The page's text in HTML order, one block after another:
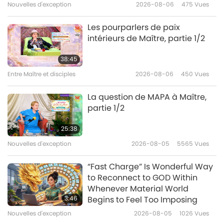
43:41
35:57
Comment mener une vie
37:09
La paix mondiale est là :
37:06
Comment élargir davantage la
bulle du karma de la paix, partie
1/6
Nouvelles d'exception 2026-08-06 475 Vues
38:45
Les pourparlers de paix
intérieurs de Maître, partie 1/2
Entre Maître et disciples 2026-08-06 450 Vues
25:38
La question de MAPA à Maître,
partie 1/2
Nouvelles d'exception 2026-08-05 5565 Vues
3:46
“Fast Charge” Is Wonderful Way
to Reconnect to GOD Within
Whenever Material World
Begins to Feel Too Imposing
Nouvelles d'exception 2026-08-05 1026 Vues